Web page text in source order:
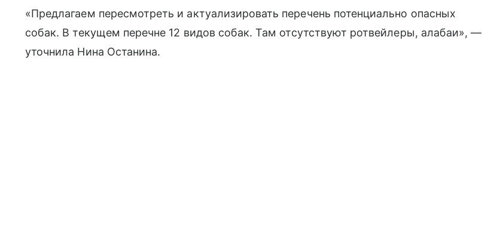
«Предлагаем пересмотреть и актуализировать перечень потенциально опасных
собак. В текущем перечне 12 видов собак. Там отсутствуют ротвейлеры, алабаи», —
уточнила Нина Останина.